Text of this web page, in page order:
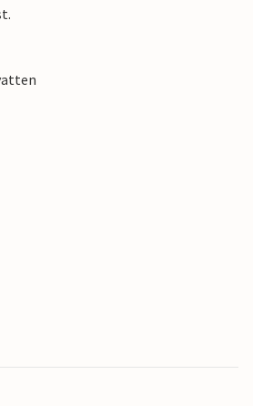
dagar och oförglömliga stunder i
i Tribunj.